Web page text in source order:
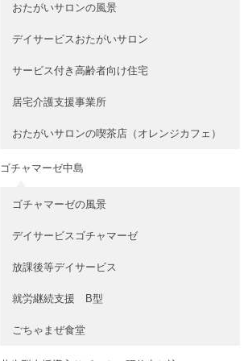
おたがいサロンの風景
デイサービスおたがいサロン
サービス付き高齢者向け住宅
居宅介護支援事業所
おたがいサロンの喫茶店（オレンジカフェ）
ゴチャマーゼ中島
ゴチャマーゼの風景
デイサービスゴチャマーゼ
放課後等デイサービス
就労継続支援 B型
ごちゃまぜ食堂